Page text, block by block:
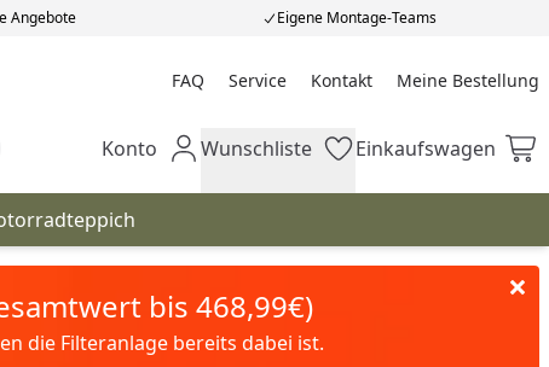
Angebote Eigene Montage-Teams
FAQ Service Kontakt Meine Bestellung
Meine Bestellung
Mein Konto
Konto Wunschliste
Wunschliste Einkaufswagen
Einkaufswagen
bis 468,99€)
die Filteranlage bereits dabei ist.